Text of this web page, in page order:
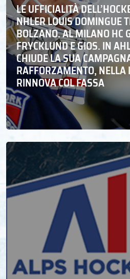
LE UFFICIALITÀ
NHLER LOUIS DOMINGUE
BOLZANO. AL MILANO HC
FRYCKLUND E GIOS. IN
CHIUDE LA SUA
RAFFORZAMENTO,
RINNOVA COL FASSA